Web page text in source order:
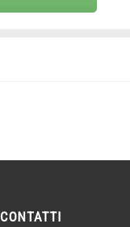
CONTATTI